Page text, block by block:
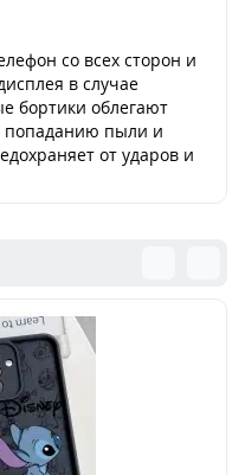
со всех сторон и
в случае
бортики облегают
попаданию пыли и
от ударов и